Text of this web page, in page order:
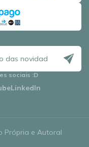
sociais :D
LinkedIn
Própria e Autoral